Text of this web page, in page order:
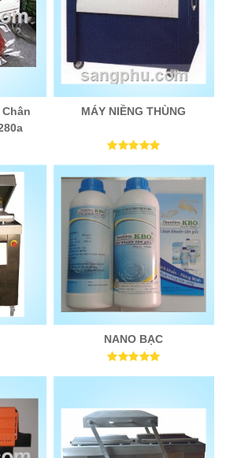
MÁY NIỀNG THÙNG
NANO BẠC